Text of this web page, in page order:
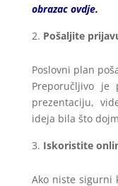
obrazac ovdje.
Pošaljite
Poslovni plan
Preporučljivo
prezentaciju,
ideja bila što
Iskoristite
Ako niste sigurni